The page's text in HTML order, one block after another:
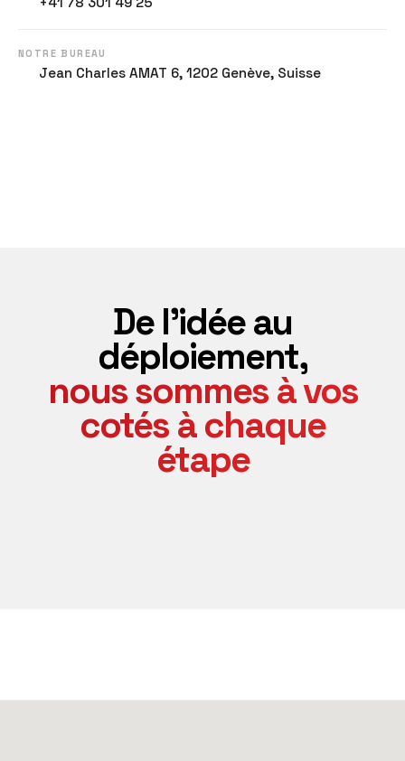
NOTRE BUREAU
Jean Charles AMAT 6, 1202 Genève, Suisse
De l'idée au
déploiement,
nous sommes à vos
cotés à chaque
étape